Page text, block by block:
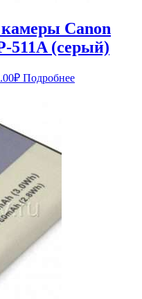
Canon
511A (серый)
₽Текущая
Подробнее